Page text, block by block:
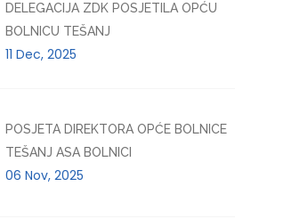
DELEGACIJA ZDK POSJETILA OPĆU
BOLNICU TEŠANJ
11 Dec, 2025
POSJETA DIREKTORA OPĆE BOLNICE
TEŠANJ ASA BOLNICI
06 Nov, 2025